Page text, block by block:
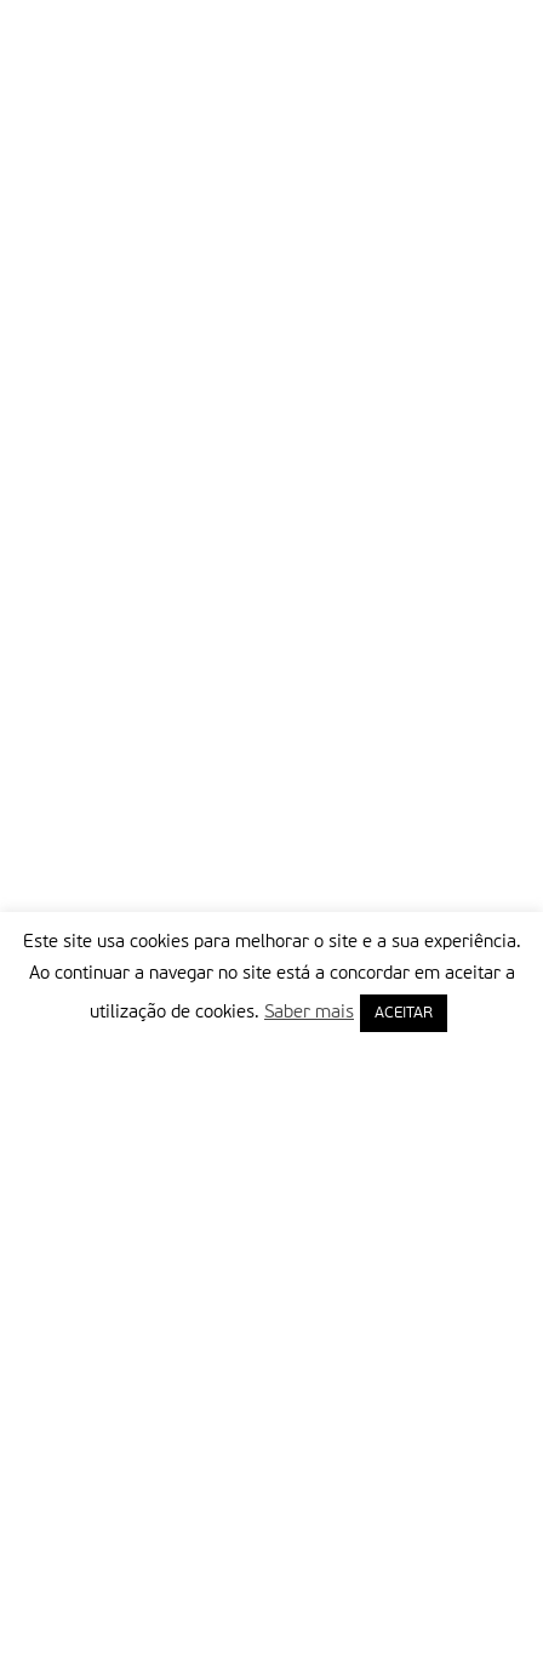
Este site usa cookies para melhorar o site e a sua experiência.
Ao continuar a navegar no site está a concordar em aceitar a
utilização de cookies. Saber mais ACEITAR